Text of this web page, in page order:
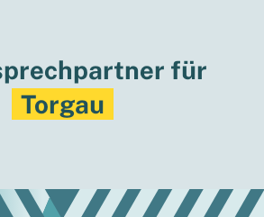
für
Torgau